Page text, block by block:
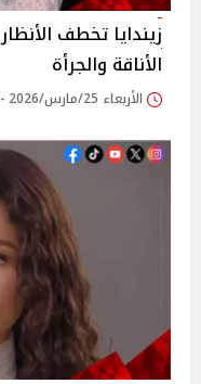
زيندايا تخطف
الأناقة والجرأة
الأربعاء 25/مارس/2026 - 12:20 ص